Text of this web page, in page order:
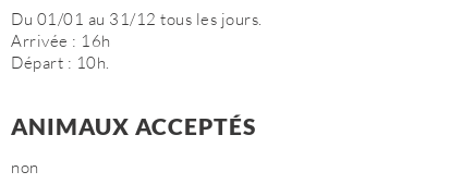
Du 01/01 au 31/12 tous les jours.
Arrivée : 16h
Départ : 10h.
ANIMAUX ACCEPTÉS
non